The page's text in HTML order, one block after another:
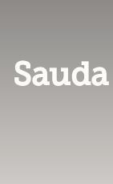
Sauda